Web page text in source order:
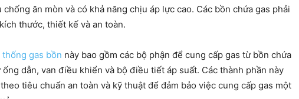
ăn mòn và có khả năng chịu áp lực cao. Các bồn chứa gas phải
thước, thiết kế và an toàn.
thống gas bồn này bao gồm các bộ phận để cung cấp gas từ bồn chứa
dẫn, van điều khiển và bộ điều tiết áp suất. Các thành phần này
tiêu chuẩn an toàn và kỹ thuật để đảm bảo việc cung cấp gas một